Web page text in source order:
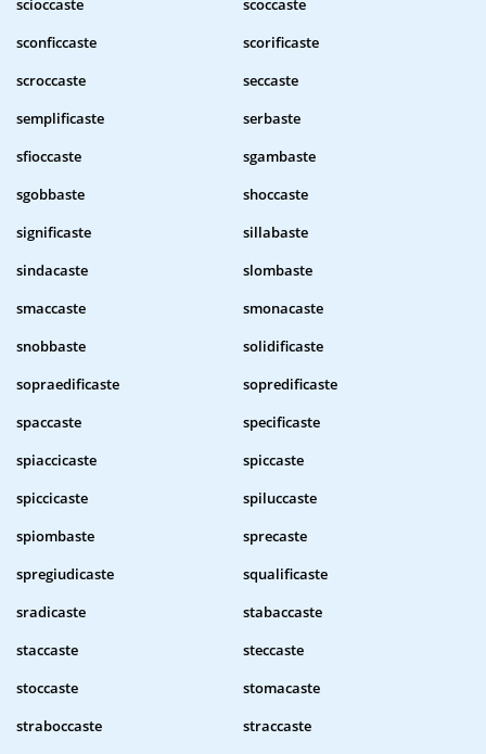
scioccaste
scoccaste
sconficcaste
scorificaste
scroccaste
seccaste
semplificaste
serbaste
sfioccaste
sgambaste
sgobbaste
shoccaste
significaste
sillabaste
sindacaste
slombaste
smaccaste
smonacaste
snobbaste
solidificaste
sopraedificaste
sopredificaste
spaccaste
specificaste
spiaccicaste
spiccaste
spiccicaste
spiluccaste
spiombaste
sprecaste
spregiudicaste
squalificaste
sradicaste
stabaccaste
staccaste
steccaste
stoccaste
stomacaste
straboccaste
straccaste